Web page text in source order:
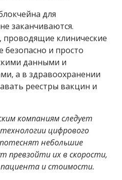
для
заканчиваются.
проводящие клинические
безопасно и просто
данными и
а в здравоохранении
реестры вакцин и
компаниям следует
цифрового
небольшие
превзойти их в скорости,
и стоимости.